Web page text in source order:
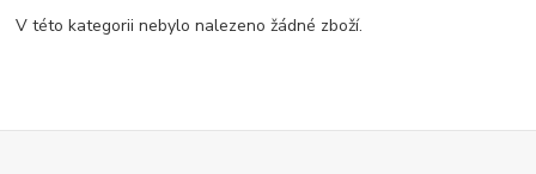
V této kategorii nebylo nalezeno žádné zboží.